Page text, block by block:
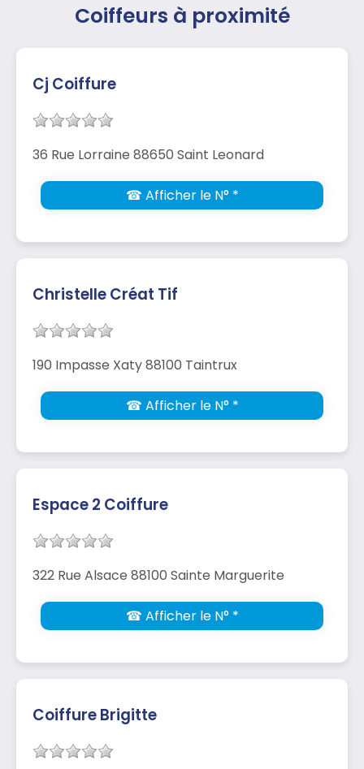
Coiffeurs à proximité
Cj Coiffure
36 Rue Lorraine 88650 Saint Leonard
☎ Afficher le N° *
Christelle Créat Tif
190 Impasse Xaty 88100 Taintrux
☎ Afficher le N° *
Espace 2 Coiffure
322 Rue Alsace 88100 Sainte Marguerite
☎ Afficher le N° *
Coiffure Brigitte